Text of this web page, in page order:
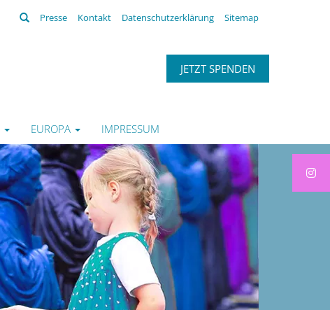
Suchen
Presse Kontakt Datenschutzerklärung Sitemap
JETZT SPENDEN
EUROPA IMPRESSUM